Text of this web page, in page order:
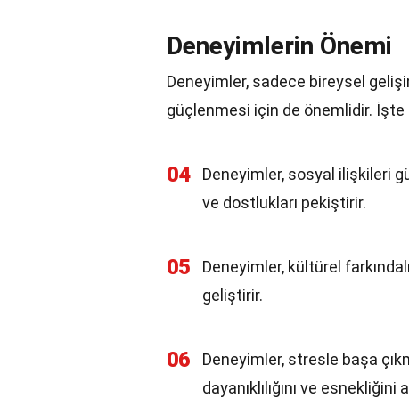
Deneyimlerin Önemi
Deneyimler, sadece bireysel
güçlenmesi için de önemlidir. İşte
04
Deneyimler, sosyal ilişkileri
ve dostlukları pekiştirir.
05
Deneyimler, kültürel
geliştirir.
06
Deneyimler, stresle başa
dayanıklılığını ve esnekliğini